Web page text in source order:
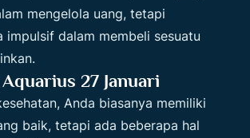
mengelola uang, tetapi
impulsif dalam membeli sesuatu
27 Januari
Anda biasanya memiliki
baik, tetapi ada beberapa hal